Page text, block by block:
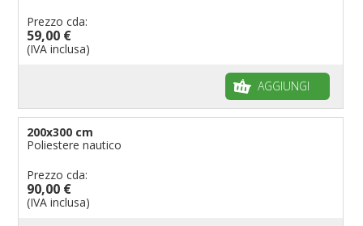
Prezzo cda:
59,00 €
(IVA inclusa)
AGGIUNGI
200x300 cm
Poliestere nautico
Prezzo cda:
90,00 €
(IVA inclusa)